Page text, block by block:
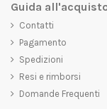
Guida
Contatti
Pagamento
Spedizioni
Resi e rimborsi
Domande Frequenti